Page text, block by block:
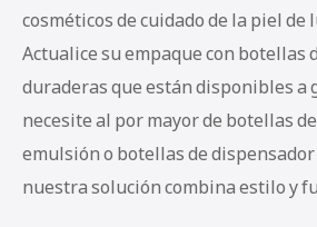
cosméticos de cuidado de la piel de
Actualice su empaque con botellas
duraderas que están disponibles a
necesite al por mayor de botellas
emulsión o botellas de dispensador
nuestra solución combina estilo y